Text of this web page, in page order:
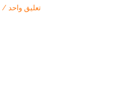
تعليق واحد /